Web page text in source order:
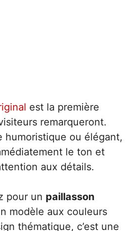
est la première
remarqueront.
humoristique ou élégant,
le ton et
aux détails.
pour un paillasson
modèle aux couleurs
thématique, c’est une